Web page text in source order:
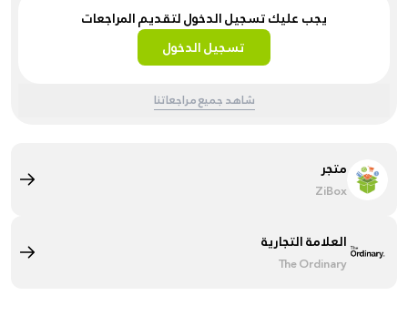
يجب عليك تسجيل الدخول لتقديم المراجعات
تسجيل الدخول
شاهد جميع مراجعاتنا
متجر
ZiBox
العلامة التجارية
The Ordinary